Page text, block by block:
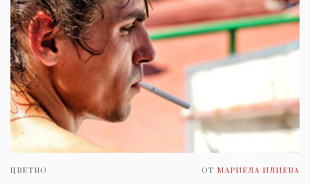
ЦВЕТНО ОТ МАРИЕЛА ИЛИЕВА